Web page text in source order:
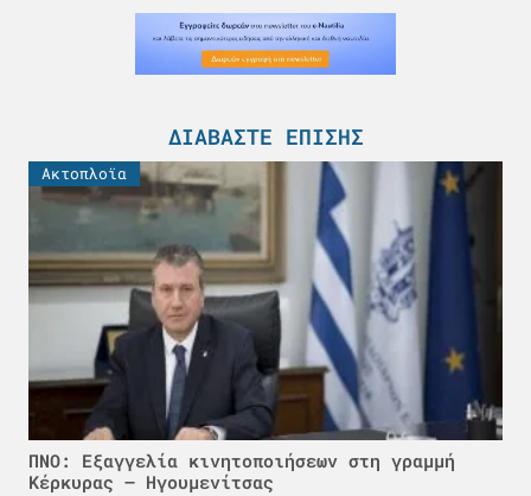
ΔΙΑΒΆΣΤΕ ΕΠΊΣΗΣ
Ακτοπλοϊα
ΠΝΟ: Εξαγγελία κινητοποιήσεων στη γραμμή
Κέρκυρας – Ηγουμενίτσας